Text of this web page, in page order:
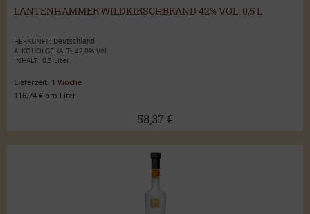
LANTENHAMMER WILDKIRSCHBRAND 42% VOL. 0,5 L
HERKUNFT: Deutschland
ALKOHOLGEHALT: 42,0% Vol
INHALT: 0,5 Liter
Lieferzeit: 1 Woche
116,74 € pro Liter
58,37 €